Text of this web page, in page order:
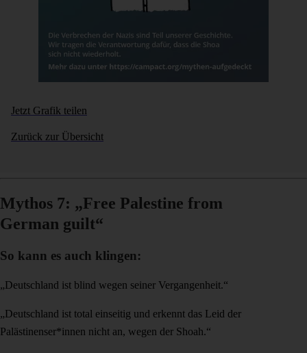
Jetzt Grafik teilen
Zurück zur Übersicht
Mythos 7: „Free Palestine from
German guilt“
So kann es auch klingen:
„Deutschland ist blind wegen seiner Vergangenheit.“
„Deutschland ist total einseitig und erkennt das Leid der
Palästinenser*innen nicht an, wegen der Shoah.“